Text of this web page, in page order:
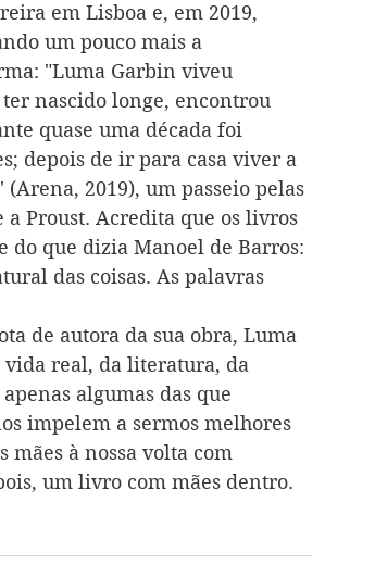
em Lisboa e, em 2019,
um pouco mais a
"Luma Garbin viveu
nascido longe, encontrou
quase uma década foi
depois de ir para casa viver a
2019), um passeio pelas
Proust. Acredita que os livros
do que dizia Manoel de Barros:
das coisas. As palavras
de autora da sua obra, Luma
vida real, da literatura, da
algumas das que
impelem a sermos melhores
mães à nossa volta com
um livro com mães dentro.